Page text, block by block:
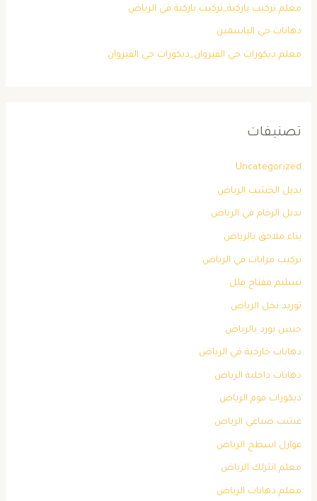
معلم تركيب باركية_تركيب باركية في الرياض
دهانات حي الياسمين
معلم ديكورات حي القيروان_ديكورات حي القيروان
تصنيفات
Uncategorized
بديل الخشب الرياض
بديل الرخام في الرياض
بناء ملاحق بالرياض
تركيب مرايات في الرياض
تسليم مفتاح فلل
توريد نخل الرياض
جبس بورد بالرياض
دهانات خارجية في الرياض
دهانات داخلية الرياض
ديكورات فوم الرياض
عشب صناعي الرياض
عوازل اسطح الرياض
معلم انترلك الرياض
معلم دهانات الرياض